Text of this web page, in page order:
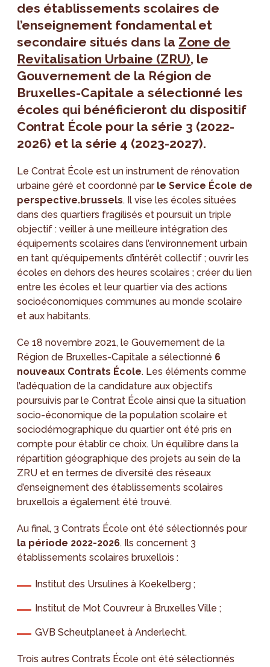
des établissements scolaires de
l’enseignement fondamental et
secondaire situés dans la Zone de
Revitalisation Urbaine (ZRU), le
Gouvernement de la Région de
Bruxelles-Capitale a sélectionné les
écoles qui bénéficieront du dispositif
Contrat École pour la série 3 (2022-
2026) et la série 4 (2023-2027).
Le Contrat École est un instrument de rénovation
urbaine géré et coordonné par le Service École de
perspective.brussels. Il vise les écoles situées
dans des quartiers fragilisés et poursuit un triple
objectif : veiller à une meilleure intégration des
équipements scolaires dans l’environnement urbain
en tant qu’équipements d’intérêt collectif ; ouvrir les
écoles en dehors des heures scolaires ; créer du lien
entre les écoles et leur quartier via des actions
socioéconomiques communes au monde scolaire
et aux habitants.
Ce 18 novembre 2021, le Gouvernement de la
Région de Bruxelles-Capitale a sélectionné 6
nouveaux Contrats École. Les éléments comme
l’adéquation de la candidature aux objectifs
poursuivis par le Contrat École ainsi que la situation
socio-économique de la population scolaire et
sociodémographique du quartier ont été pris en
compte pour établir ce choix. Un équilibre dans la
répartition géographique des projets au sein de la
ZRU et en termes de diversité des réseaux
d’enseignement des établissements scolaires
bruxellois a également été trouvé.
Au final, 3 Contrats École ont été sélectionnés pour
la période 2022-2026. Ils concernent 3
établissements scolaires bruxellois :
Institut des Ursulines à Koekelberg ;
Institut de Mot Couvreur à Bruxelles Ville ;
GVB Scheutplaneet à Anderlecht.
Trois autres Contrats École ont été sélectionnés